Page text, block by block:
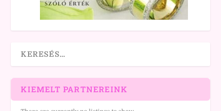
KIEMELT PARTNEREINK